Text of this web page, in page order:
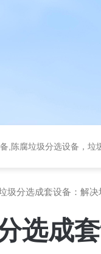
,陈腐垃圾分选设备，垃
圾分选成套设备：解
选成